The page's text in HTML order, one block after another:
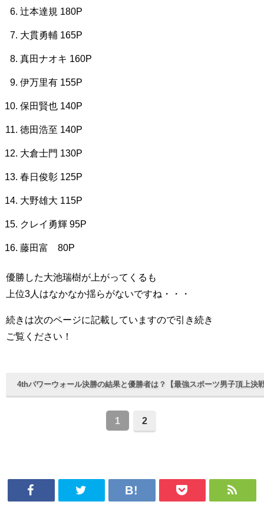
辻本達規 180P
大貫勇輔 165P
真田ナオキ 160P
伊万里有 155P
保田賢也 140P
徳田浩至 140P
大倉士門 130P
春日俊彰 125P
大野雄大 115P
クレイ勇輝 95P
藤田富 80P
優勝した大池瑞樹が上がってくるも
上位3人はなかなか揺らがないですね・・・
続きは次のページに記載していますので引き続き
ご覧ください！
4thパワーウォール決勝の結果と優勝者は？【最強スポーツ男子頂上決
1 2